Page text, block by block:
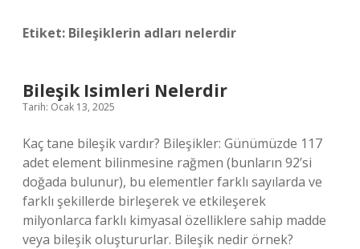
Etiket: Bileşiklerin adları nelerdir
Bileşik Isimleri Nelerdir
Tarih: Ocak 13, 2025
Kaç tane bileşik vardır? Bileşikler: Günümüzde 117
adet element bilinmesine rağmen (bunların 92’si
doğada bulunur), bu elementler farklı sayılarda ve
farklı şekillerde birleşerek ve etkileşerek
milyonlarca farklı kimyasal özelliklere sahip madde
veya bileşik oluştururlar. Bileşik nedir örnek?